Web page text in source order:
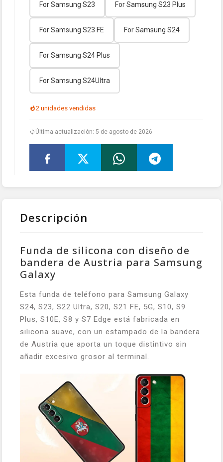
For Samsung S23 For Samsung S23 Plus
For Samsung S23 FE For Samsung S24
For Samsung S24 Plus
For Samsung S24Ultra
2 unidades vendidas
Última actualización: 5 de agosto de 2026
Descripción
Funda de silicona con diseño de
bandera de Austria para Samsung
Galaxy
Esta funda de teléfono para Samsung Galaxy
S24, S23, S22 Ultra, S20, S21 FE, 5G, S10, S9
Plus, S10E, S8 y S7 Edge está fabricada en
silicona suave, con un estampado de la bandera
de Austria que aporta un toque distintivo sin
añadir excesivo grosor al terminal.